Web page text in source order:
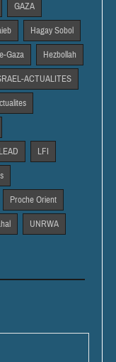
GAZA
Hagay Sobol
Gaza Hezbollah
ACTUALITES
LEAD LFI
Proche Orient
UNRWA